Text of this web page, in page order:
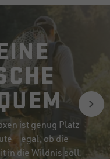
ist genug Platz
– egal, ob die
in die Wildnis soll.